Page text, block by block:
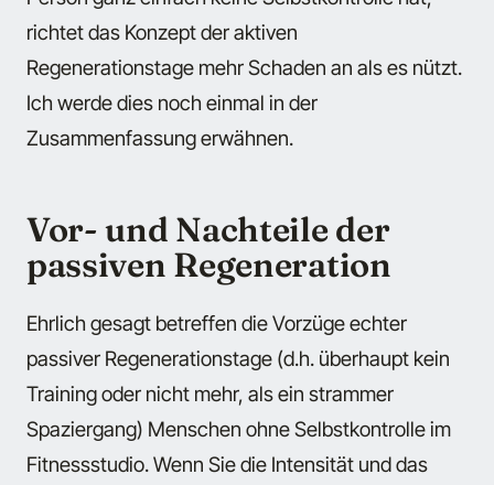
richtet das Konzept der aktiven
Regenerationstage mehr Schaden an als es nützt.
Ich werde dies noch einmal in der
Zusammenfassung erwähnen.
Vor- und Nachteile der
passiven Regeneration
Ehrlich gesagt betreffen die Vorzüge echter
passiver Regenerationstage (d.h. überhaupt kein
Training oder nicht mehr, als ein strammer
Spaziergang) Menschen ohne Selbstkontrolle im
Fitnessstudio. Wenn Sie die Intensität und das